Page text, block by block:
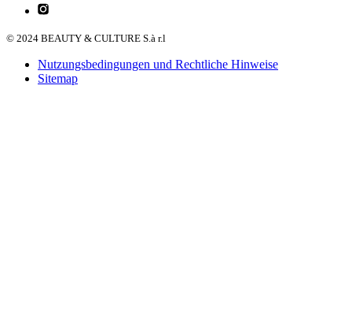
© 2024 BEAUTY & CULTURE S.à r.l
Nutzungsbedingungen und Rechtliche Hinweise
Sitemap